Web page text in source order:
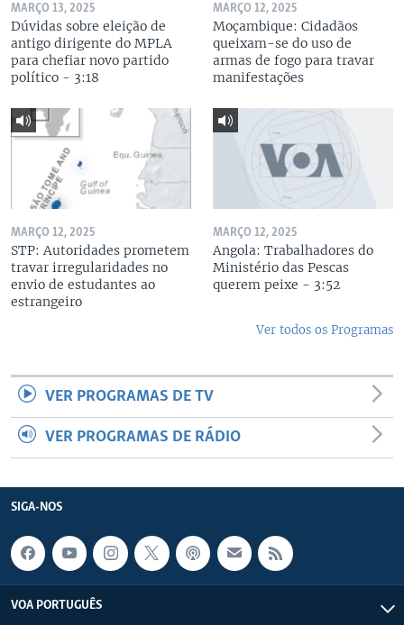
MARÇO 13, 2025
Dúvidas sobre eleição de
antigo dirigente do MPLA
para chefiar novo partido
político - 3:18
MARÇO 12, 2025
Moçambique: Cidadãos
queixam-se do uso de
armas de fogo para travar
manifestações
MARÇO 12, 2025
STP: Autoridades prometem
travar irregularidades no
envio de estudantes ao
estrangeiro
MARÇO 12, 2025
Angola: Trabalhadores do
Ministério das Pescas
querem peixe - 3:52
Ver todos os Programas
VER PROGRAMAS DE TV
VER PROGRAMAS DE RÁDIO
SIGA-NOS
VOA PORTUGUÊS